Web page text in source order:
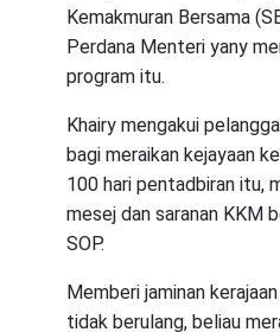
Kemakmuran Bersama
Perdana Menteri yany
program itu.
Khairy mengakui
bagi meraikan kejayaan
100 hari pentadbiran itu,
mesej dan saranan KKM
SOP.
Memberi jaminan
tidak berulang, beliau